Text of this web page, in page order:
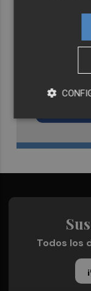
Todos los